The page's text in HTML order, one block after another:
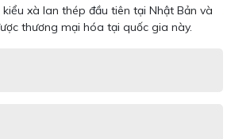
xà lan thép đầu tiên tại Nhật Bản và
thương mại hóa tại quốc gia này.